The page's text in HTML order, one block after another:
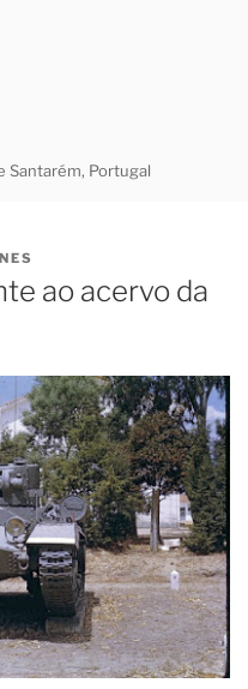
Santarém, Portugal
ao acervo da